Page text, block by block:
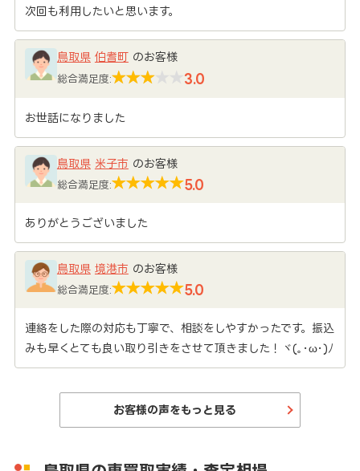
次回も利用したいと思います。
鳥取県 伯耆町のお客様
総合満足度: 3.0
お世話になりました
鳥取県 米子市 のお客様
総合満足度: 5.0
ありがとうございました
鳥取県 境港市 のお客様
総合満足度: 5.0
連絡をした際の対応も丁寧で、相談をしやすかったです。振込
みも早くとても良い取り引きをさせて頂きました！ヾ(｡･ω･)ﾉ
お客様の声をもっと見る